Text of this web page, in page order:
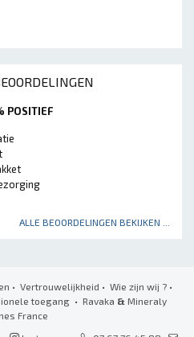
POSITIEF
ALLE BEOORDELINGEN BEKIJKEN ...
• Vertrouwelijkheid • Wie zijn wij ? •
toegang • Ravaka & Mineraly
France